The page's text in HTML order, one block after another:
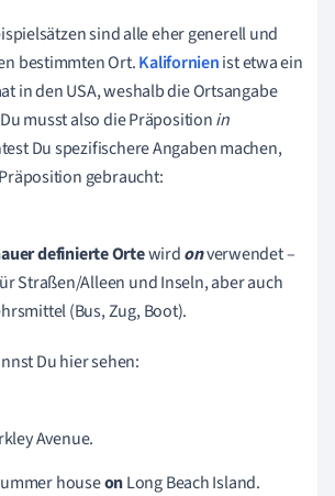
sind alle eher generell und
bestimmten Ort.Kalifornienist etwa ein
in den USA, weshalb die Ortsangabe
musst also die Präpositionin
Du spezifischere Angaben machen,
gebraucht:
definierte Ortewirdonverwendet –
Straßen/Alleen und Inseln, aber auch
(Bus, Zug, Boot).
Du hier sehen:
Avenue.
houseonLong Beach Island.